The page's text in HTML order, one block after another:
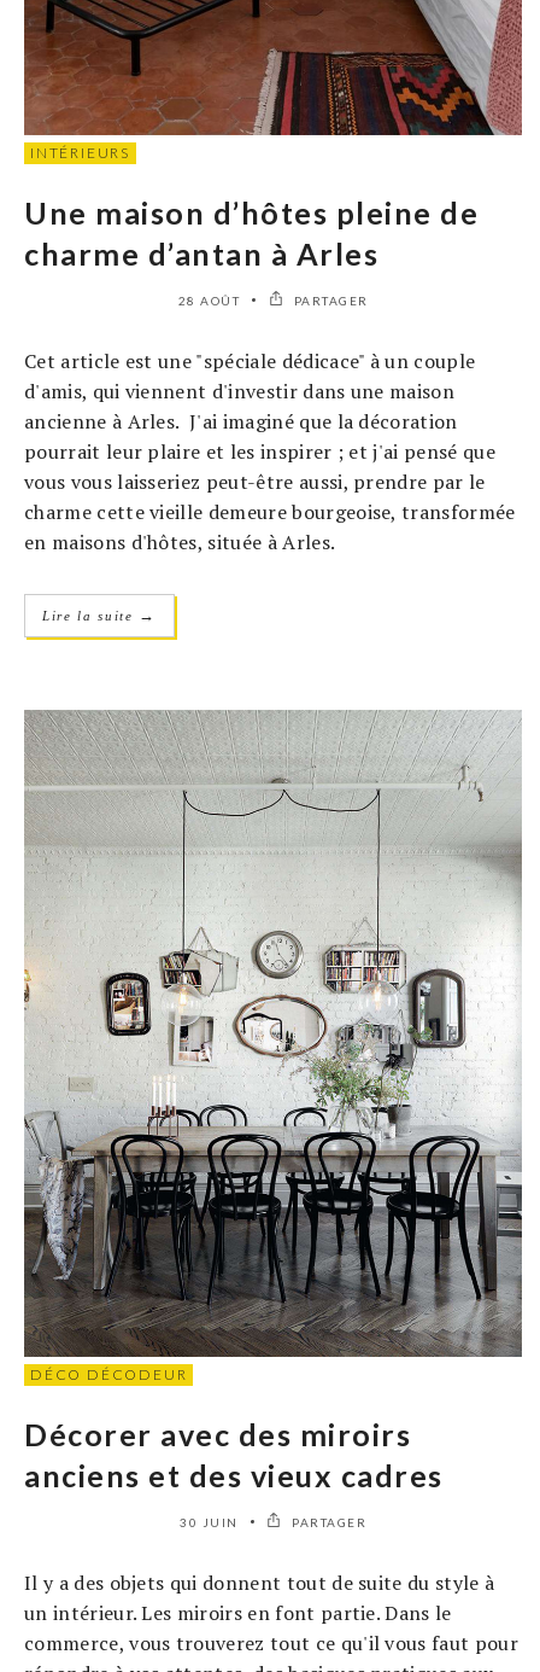
INTÉRIEURS
Une maison d’hôtes pleine de
charme d’antan à Arles
28 AOÛT PARTAGER
Cet article est une "spéciale dédicace" à un couple
d'amis, qui viennent d'investir dans une maison
ancienne à Arles. J'ai imaginé que la décoration
pourrait leur plaire et les inspirer ; et j'ai pensé que
vous vous laisseriez peut-être aussi, prendre par le
charme cette vieille demeure bourgeoise, transformée
en maisons d'hôtes, située à Arles.
Lire la suite →
DÉCO DÉCODEUR
Décorer avec des miroirs
anciens et des vieux cadres
30 JUIN PARTAGER
Il y a des objets qui donnent tout de suite du style à
un intérieur. Les miroirs en font partie. Dans le
commerce, vous trouverez tout ce qu'il vous faut pour